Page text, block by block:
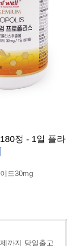
정 - 1일 플라
드30mg
까지 당일출고